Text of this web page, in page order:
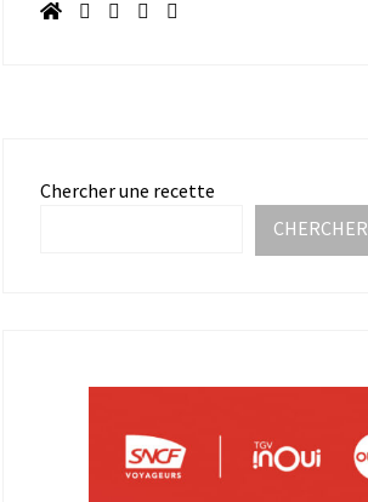
Chercher une recette
CHERCHER